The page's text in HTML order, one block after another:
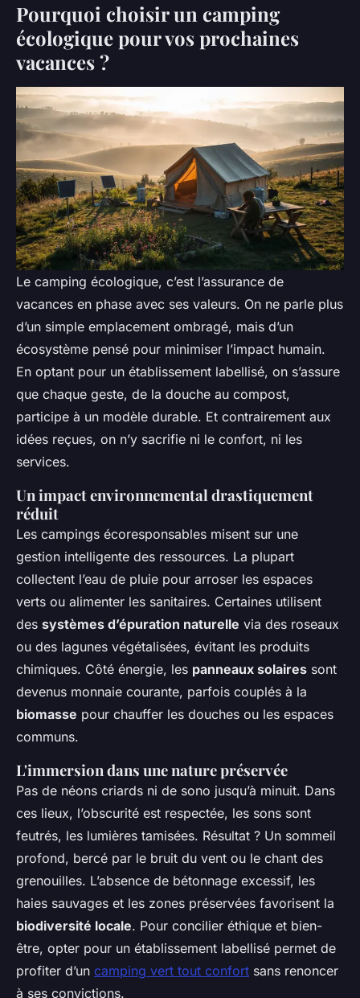
Pourquoi choisir un camping
écologique pour vos prochaines
vacances ?
Le camping écologique, c’est l’assurance de
vacances en phase avec ses valeurs. On ne parle plus
d’un simple emplacement ombragé, mais d’un
écosystème pensé pour minimiser l’impact humain.
En optant pour un établissement labellisé, on s’assure
que chaque geste, de la douche au compost,
participe à un modèle durable. Et contrairement aux
idées reçues, on n’y sacrifie ni le confort, ni les
services.
Un impact environnemental drastiquement
réduit
Les campings écoresponsables misent sur une
gestion intelligente des ressources. La plupart
collectent l’eau de pluie pour arroser les espaces
verts ou alimenter les sanitaires. Certaines utilisent
des systèmes d’épuration naturelle via des roseaux
ou des lagunes végétalisées, évitant les produits
chimiques. Côté énergie, les panneaux solaires sont
devenus monnaie courante, parfois couplés à la
biomasse pour chauffer les douches ou les espaces
communs.
L'immersion dans une nature préservée
Pas de néons criards ni de sono jusqu’à minuit. Dans
ces lieux, l’obscurité est respectée, les sons sont
feutrés, les lumières tamisées. Résultat ? Un sommeil
profond, bercé par le bruit du vent ou le chant des
grenouilles. L’absence de bétonnage excessif, les
haies sauvages et les zones préservées favorisent la
biodiversité locale. Pour concilier éthique et bien-
être, opter pour un établissement labellisé permet de
profiter d’un camping vert tout confort sans renoncer
à ses convictions.